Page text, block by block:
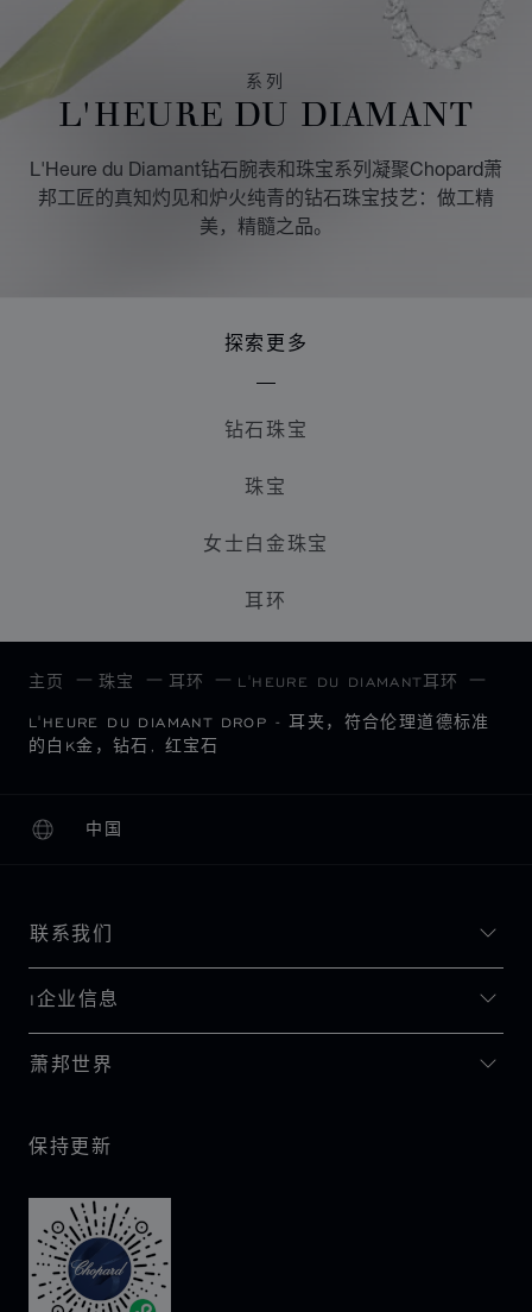
系列
L'HEURE DU DIAMANT
L'Heure du Diamant钻石腕表和珠宝系列凝聚Chopard萧
邦工匠的真知灼见和炉火纯青的钻石珠宝技艺：做工精
美，精髓之品。
探索更多
钻石珠宝
珠宝
女士白金珠宝
耳环
主页 珠宝 耳环 L'HEURE DU DIAMANT耳环
L'HEURE DU DIAMANT DROP - 耳夹，符合伦理道德标准
的白K金，钻石, 红宝石
中国
本地化（更改国家/地区）
更改国家/地区
联系我们
I企业信息
萧邦世界
保持更新